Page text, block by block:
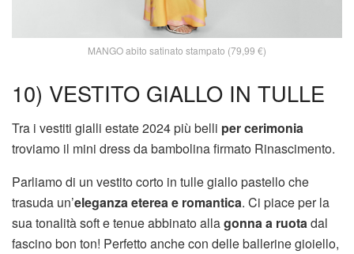
MANGO abito satinato stampato (79,99 €)
10) VESTITO GIALLO IN TULLE
Tra i vestiti gialli estate 2024 più belli per cerimonia
troviamo il mini dress da bambolina firmato Rinascimento.
Parliamo di un vestito corto in tulle giallo pastello che
trasuda un’eleganza eterea e romantica. Ci piace per la
sua tonalità soft e tenue abbinato allagonna a ruotadal
fascino bon ton! Perfetto anche con delle ballerine gioiello,